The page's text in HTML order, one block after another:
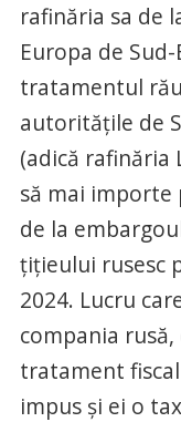
rafinăria sa de
Europa de
tratamentul
autoritățile de
(adică rafinăria
să mai importe
de la
țițieului rusesc
2024. Lucru
compania
tratament
impus și ei o